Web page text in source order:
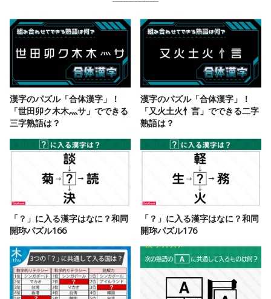
漢字のパズル「合体漢字」！
「世田卯ク木木灬サ」でできる
三字熟語は？
漢字のパズル「合体漢字」！
「又火土火忄言」でできる二字
熟語は？
「？」に入る漢字はなに？和同
開珎パズル166
「？」に入る漢字はなに？和同
開珎パズル176